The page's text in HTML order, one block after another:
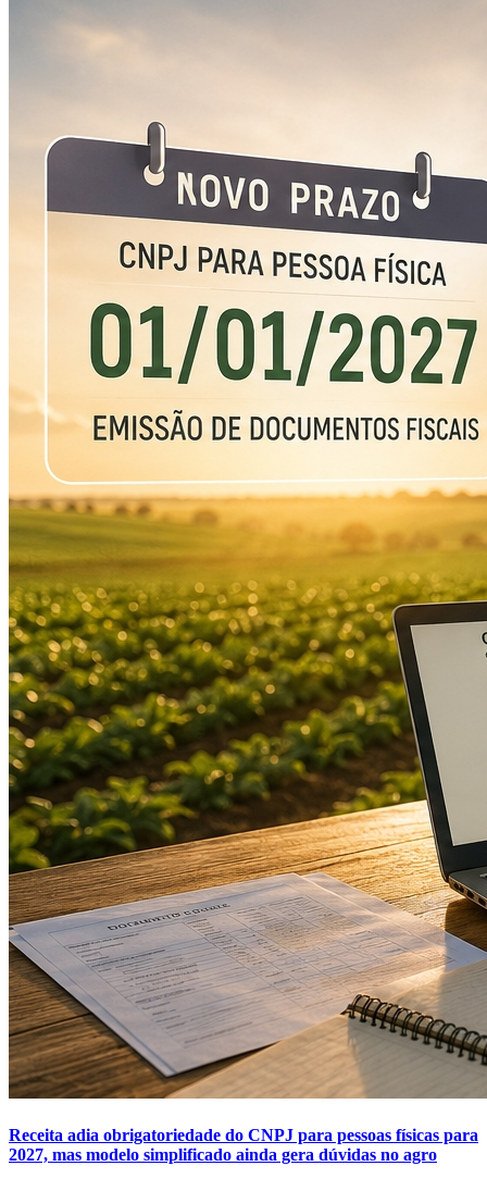
Receita adia obrigatoriedade do CNPJ para pessoas físicas para
2027, mas modelo simplificado ainda gera dúvidas no agro